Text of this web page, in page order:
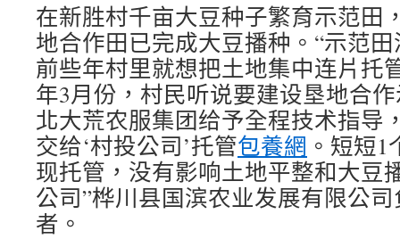
在新胜村千亩大豆种子繁育示范田
地合作田已完成大豆播种。“示范
前些年村里就想把土地集中连片托
年3月份，村民听说要建设垦地合
北大荒农服集团给予全程技术指导
交给‘村投公司’托管包養網 。短短
现托管，没有影响土地平整和大豆
公司”桦川县国滨农业发展有限公
者。